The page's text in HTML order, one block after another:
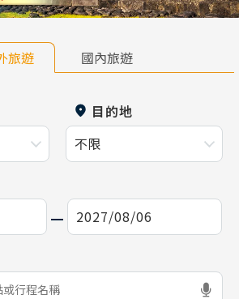
旅遊 國內旅遊
目的地